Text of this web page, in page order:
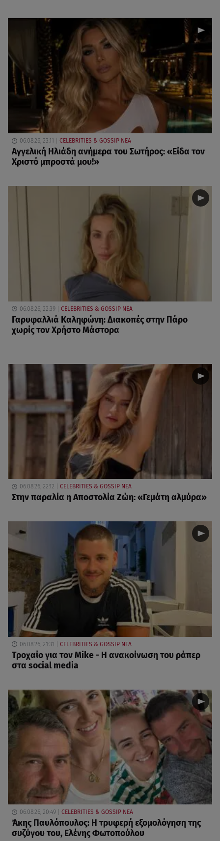
06.08.26, 23:11 CELEBRITIES & GOSSIP ΝΕΑ
Αγγελική Ηλιάδη ανήμερα του Σωτήρος: «Είδα τον
Χριστό μπροστά μου!»
06.08.26, 22:39 CELEBRITIES & GOSSIP ΝΕΑ
Γαρυφαλλιά Καληφώνη: Διακοπές στην Πάρο
χωρίς τον Χρήστο Μάστορα
06.08.26, 22:12 CELEBRITIES & GOSSIP ΝΕΑ
Στην παραλία η Αποστολία Ζώη: «Γεμάτη αλμύρα»
06.08.26, 21:31 CELEBRITIES & GOSSIP ΝΕΑ
Τροχαίο για τον Mike - Η ανακοίνωση του ράπερ
στα social media
06.08.26, 20:49 CELEBRITIES & GOSSIP ΝΕΑ
Άκης Παυλόπουλος: Η τρυφερή εξομολόγηση της
συζύγου του, Ελένης Φωτοπούλου